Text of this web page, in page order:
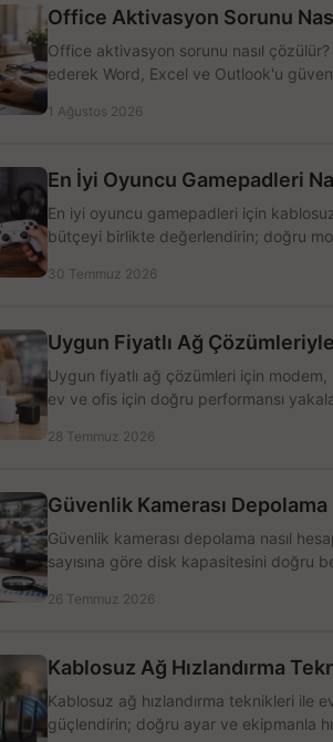
Office Aktivasyon Sorunu
Office aktivasyon sorunu nasıl
ederek Word, Excel ve Outlook'u
1 Ağustos 2026
En İyi Oyuncu Gamepadleri
En iyi oyuncu gamepadleri için
bütçeyi birlikte değerlendirin; doğru
30 Temmuz 2026
Uygun Fiyatlı Ağ
Uygun fiyatlı ağ çözümleri için
ev ve ofis için doğru performansı
28 Temmuz 2026
Güvenlik Kamerası Depolama
Güvenlik kamerası depolama nasıl
sayısına göre disk kapasitesini doğru
26 Temmuz 2026
Kablosuz Ağ Hızlandırma
Kablosuz ağ hızlandırma teknikleri ile
güçlendirin; doğru ayar ve ekipmanla